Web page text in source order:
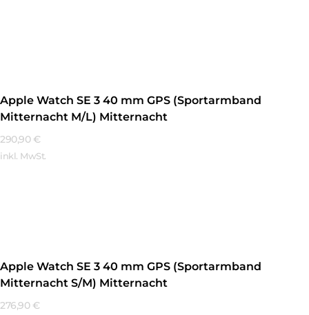
Apple Watch SE 3 40 mm GPS (Sportarmband
Mitternacht M/L) Mitternacht
290,90 €
inkl. MwSt.
Apple Watch SE 3 40 mm GPS (Sportarmband
Mitternacht S/M) Mitternacht
276,90 €